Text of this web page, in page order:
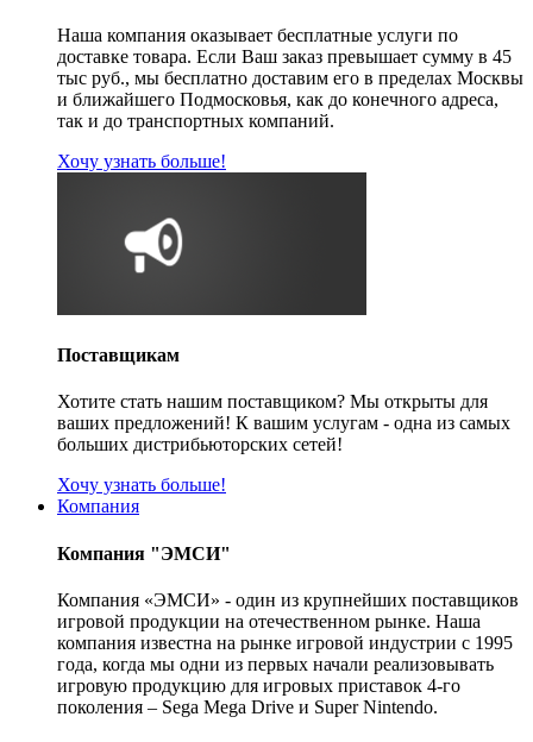
Наша компания оказывает бесплатные услуги по
доставке товара. Если Ваш заказ превышает сумму в 45
тыс руб., мы бесплатно доставим его в пределах Москвы
и ближайшего Подмосковья, как до конечного адреса,
так и до транспортных компаний.
Хочу узнать больше!
Поставщикам
Хотите стать нашим поставщиком? Мы открыты для
ваших предложений! К вашим услугам - одна из самых
больших дистрибьюторских сетей!
Хочу узнать больше!
Компания
Компания "ЭМСИ"
Компания «ЭМСИ» - один из крупнейших поставщиков
игровой продукции на отечественном рынке. Наша
компания известна на рынке игровой индустрии с 1995
года, когда мы одни из первых начали реализовывать
игровую продукцию для игровых приставок 4-го
поколения – Sega Mega Drive и Super Nintendo.